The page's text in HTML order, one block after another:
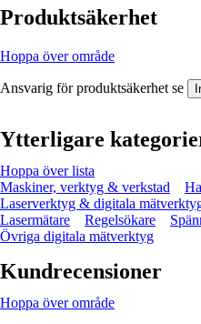
Produktsäkerhet
Hoppa över område
Ansvarig för produktsäkerhet se
Ytterligare
Hoppa över lista
Maskiner, verktyg & verkstad
Laserverktyg & digitala
Lasermätare
Regelsökare
Övriga digitala mätverktyg
Kundrecensioner
Hoppa över område